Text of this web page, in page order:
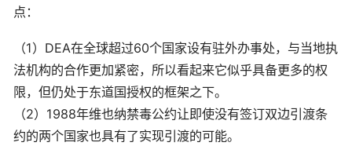
点：
（1）DEA在全球超过60个国家设有驻外办事处，与当地执
法机构的合作更加紧密，所以看起来它似乎具备更多的权
限，但仍处于东道国授权的框架之下。
（2）1988年维也纳禁毒公约让即使没有签订双边引渡条
约的两个国家也具有了实现引渡的可能。